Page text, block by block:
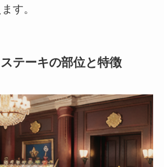
す。
テーキの部位と特徴